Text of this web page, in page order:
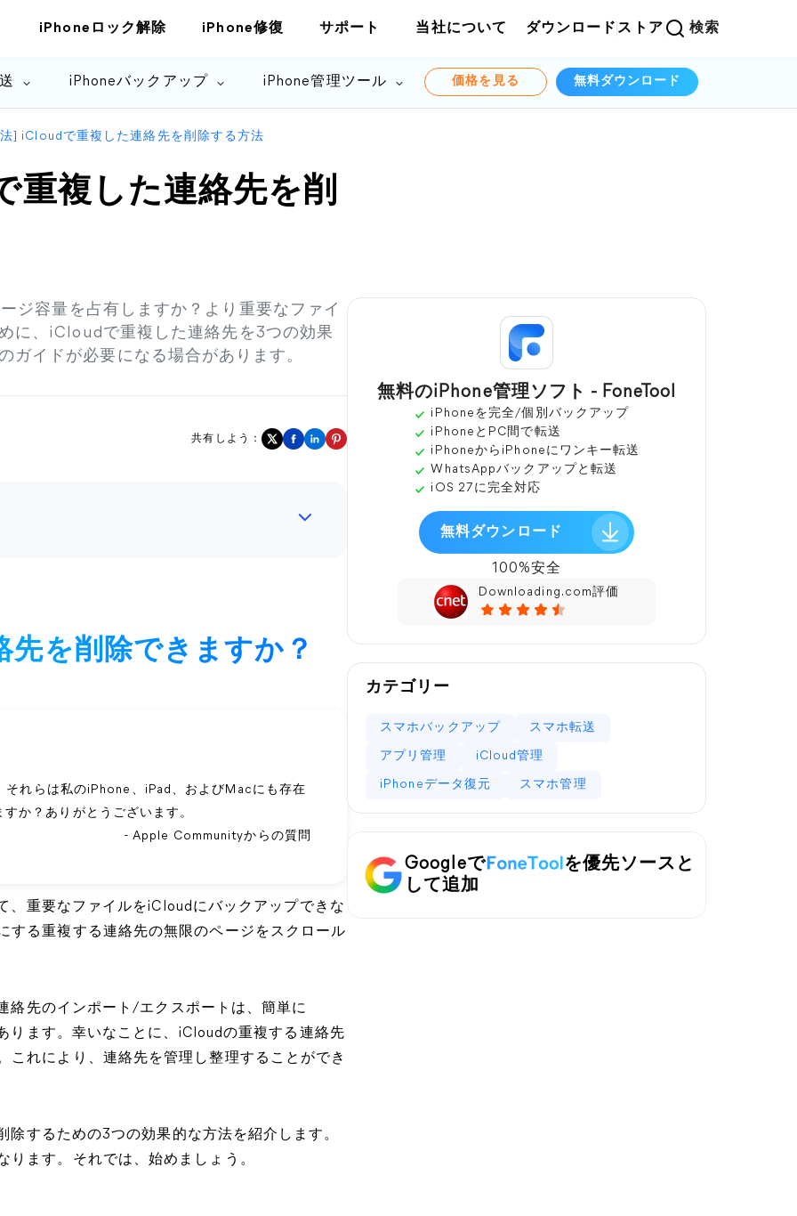
iPhoneロック解除 iPhone修復 サポート 当社について ダウンロード ストア 検索
iPhoneバックアップ iPhone管理ツール 価格を見る 無料ダウンロード
] iCloudで重複した連絡先を削除する方法
重複した連絡先を削
ジ容量を占有しますか？より重要なファイ
に、iCloudで重複した連絡先を3つの効果
ガイドが必要になる場合があります。
共有しよう：
を削除できますか？
れらは私のiPhone、iPad、およびMacにも存在
か？ありがとうございます。
- Apple Communityからの質問
、重要なファイルをiCloudにバックアップできな
する重複する連絡先の無限のページをスクロール
絡先のインポート/エクスポートは、簡単に
ります。幸いなことに、iCloudの重複する連絡先
れにより、連絡先を管理し整理することができ
するための3つの効果的な方法を紹介します。
ます。それでは、始めましょう。
無料のiPhone管理ソフト - FoneTool
iPhoneを完全/個別バックアップ
iPhoneとPC間で転送
iPhoneからiPhoneにワンキー転送
WhatsAppバックアップと転送
iOS 27に完全対応
無料ダウンロード
100%安全
Downloading.com評価
カテゴリー
スマホバックアップ スマホ転送
アプリ管理 iCloud管理
iPhoneデータ復元 スマホ管理
Googleで
を優先ソースと
して追加